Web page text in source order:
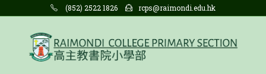
content
(852) 2522 1826 rcps@raimondi.edu.hk